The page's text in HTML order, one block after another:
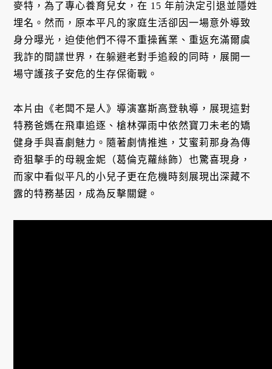
麥特，為了專心養育兒女，在 15 年前決定引退並隱姓
埋名。然而，原本平凡的家庭生活卻因一場意外導致
身分曝光，迫使他們不得不重操舊業、重返充滿爾虞
我詐的間諜世界，在躲避老對手追殺的同時，展開一
場守護孩子安危的生存保衛戰。
本片由《老闆不是人》導演塞斯高登執導，展現這對
特務爸媽在飛車追逐、槍林彈雨中依然寶刀未老的矯
健身手與喜劇魅力。隨著劇情推進，艾蜜莉那身為傳
奇狙擊手的母親金妮（葛倫克蘿絲飾）也驚喜現身，
而家中看似平凡的小兒子更在危機時刻展現出深藏不
露的特務基因，成為反擊關鍵。